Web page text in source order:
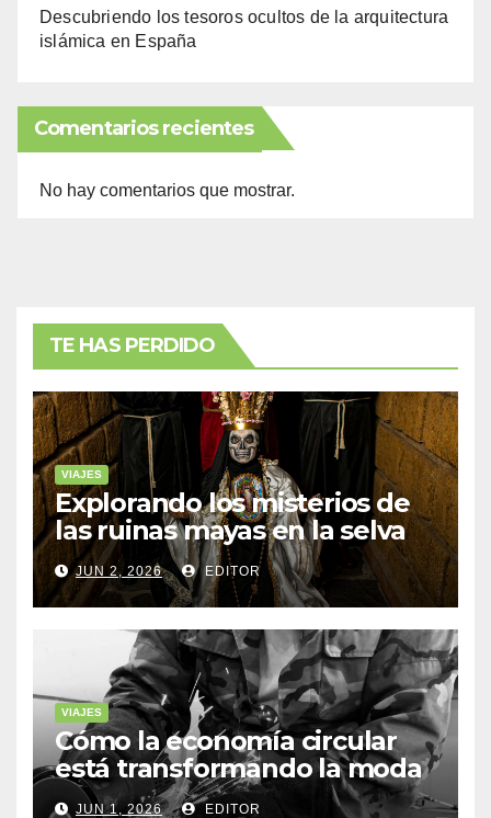
Descubriendo los tesoros ocultos de la arquitectura
islámica en España
Comentarios recientes
No hay comentarios que mostrar.
TE HAS PERDIDO
VIAJES
Explorando los misterios de
las ruinas mayas en la selva
de Yucatán
JUN 2, 2026 EDITOR
VIAJES
Cómo la economía circular
está transformando la moda
sostenible
JUN 1, 2026 EDITOR